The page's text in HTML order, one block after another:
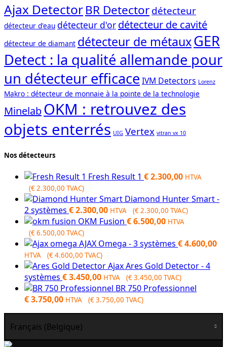
Ajax DetectorBR Detectordétecteur
détecteur d'eau détecteur d'or détecteur de cavité
détecteur de diamant détecteur de métauxGER
Detect : la qualité allemande pour
un détecteur efficace IVM Detectors Lorenz
Makro : détecteur de monnaie à la pointe de la technologie
MinelabOKM : retrouvez des
objets enterrés UIG Vertex vitran vx 10
Nos détecteurs
Fresh Result 1 €2.300,00 HTVA
(€2.300,00 TVAC)
Diamond Hunter Smart -
2 systèmes €2.300,00 HTVA (€2.300,00 TVAC)
OKM Fusion €6.500,00 HTVA
(€6.500,00 TVAC)
AJAX Omega - 3 systèmes €4.600,00
HTVA (€4.600,00 TVAC)
Ajax Ares Gold Detector - 4
systèmes €3.450,00 HTVA (€3.450,00 TVAC)
BR 750 Professionnel
€3.750,00 HTVA (€3.750,00 TVAC)
Français (Belgique)